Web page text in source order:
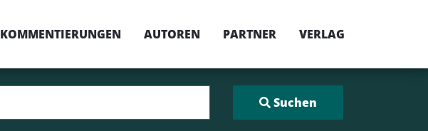
KOMMENTIERUNGEN AUTOREN PARTNER VERLAG